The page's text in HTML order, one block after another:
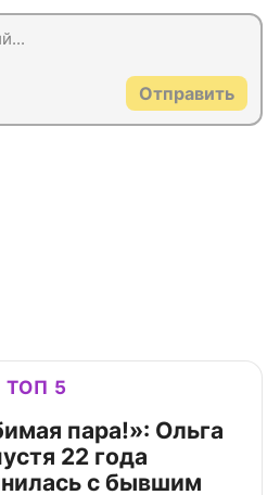
Отправить
ТОП 5
пара!»: Ольга
22 года
с бывшим